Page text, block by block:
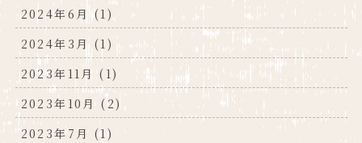
2024年6月 (1)
2024年3月 (1)
2023年11月 (1)
2023年10月 (2)
2023年7月 (1)